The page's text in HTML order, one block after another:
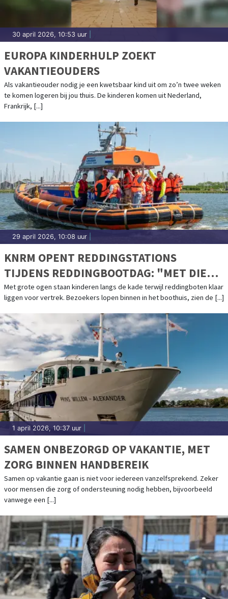
30 april 2026, 10:53 uur
EUROPA KINDERHULP ZOEKT
VAKANTIEOUDERS
Als vakantieouder nodig je een kwetsbaar kind uit om zo’n twee weken
te komen logeren bij jou thuis. De kinderen komen uit Nederland,
Frankrijk, [...]
29 april 2026, 10:08 uur
KNRM OPENT REDDINGSTATIONS
TIJDENS REDDINGBOOTDAG: "MET DIE
BOOT OVER DE GOLVEN, DAT VERGEET JE
NOOIT MEER"
Met grote ogen staan kinderen langs de kade terwijl reddingboten klaar
liggen voor vertrek. Bezoekers lopen binnen in het boothuis, zien de [...]
1 april 2026, 10:37 uur
SAMEN ONBEZORGD OP VAKANTIE, MET
ZORG BINNEN HANDBEREIK
Samen op vakantie gaan is niet voor iedereen vanzelfsprekend. Zeker
voor mensen die zorg of ondersteuning nodig hebben, bijvoorbeeld
vanwege een [...]